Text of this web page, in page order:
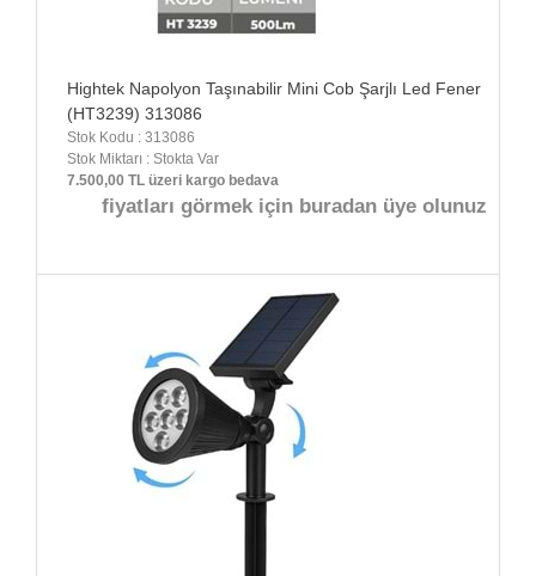
Hightek Napolyon Taşınabilir Mini Cob Şarjlı Led Fener
(HT3239) 313086
Stok Kodu : 313086
Stok Miktarı : Stokta Var
7.500,00 TL üzeri kargo bedava
fiyatları görmek için buradan üye olunuz